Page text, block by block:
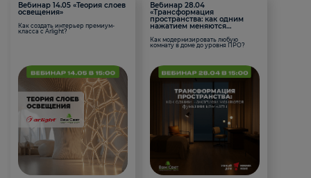
Вебинар 14.05 «Теория слоев
освещения»
Как создать интерьер премиум-
класса с Arlight?
Вебинар 28.04
«Трансформация
пространства: как одним
нажатием меняются
Как модернизировать любую
комнату в доме до уровня ПРО?